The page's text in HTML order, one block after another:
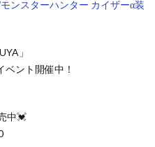
ンスターハンター カイザーα装
」
ント開催中！
中💓